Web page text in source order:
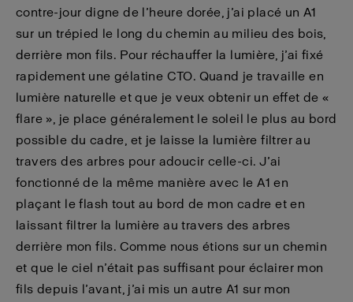
contre-jour digne de l’heure dorée, j’ai placé un A1
sur un trépied le long du chemin au milieu des bois,
derrière mon fils. Pour réchauffer la lumière, j’ai fixé
rapidement une gélatine CTO. Quand je travaille en
lumière naturelle et que je veux obtenir un effet de «
flare », je place généralement le soleil le plus au bord
possible du cadre, et je laisse la lumière filtrer au
travers des arbres pour adoucir celle-ci. J’ai
fonctionné de la même manière avec le A1 en
plaçant le flash tout au bord de mon cadre et en
laissant filtrer la lumière au travers des arbres
derrière mon fils. Comme nous étions sur un chemin
et que le ciel n’était pas suffisant pour éclairer mon
fils depuis l’avant, j’ai mis un autre A1 sur mon